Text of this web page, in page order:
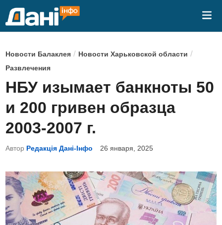
О
п
у
б
л
и
к
о
а
н
о
в
Новости Балаклея / Новости Харьковской области /
Развлечения
НБУ изымает банкноты 50
и 200 гривен образца
2003-2007 г.
Автор Редакція Дані-Інфо 26 января, 2025